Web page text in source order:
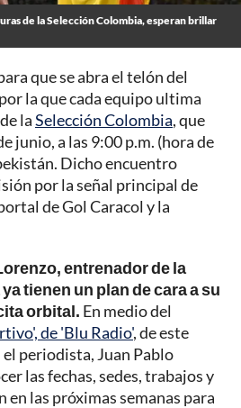
de la Selección Colombia, esperan brillar
que se abra el telón del
la que cada equipo ultima
laSelección Colombia, que
junio, a las 9:00 p.m. (hora de
Dicho encuentro
por la señal principal de
de Gol Caracol y la
entrenador de la
tienen un plan de cara a su
orbital. En medio del
de 'Blu Radio', de este
periodista, Juan Pablo
las fechas, sedes, trabajos y
en las próximas semanas para